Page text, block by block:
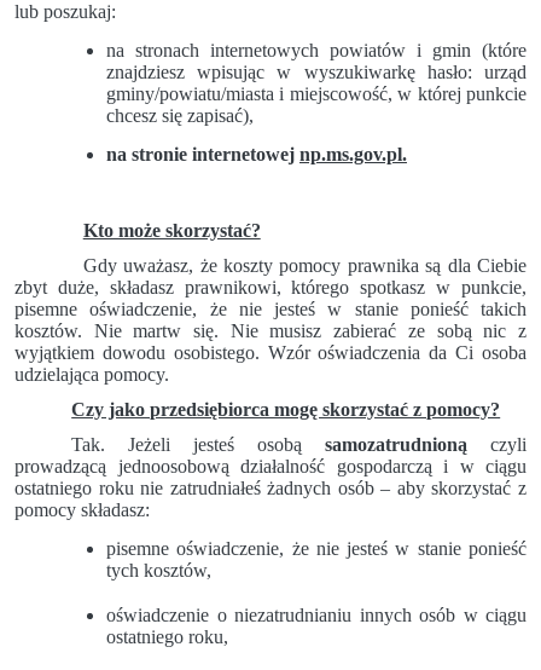
lub poszukaj:
na stronach internetowych powiatów i gmin (które
znajdziesz wpisując w wyszukiwarkę hasło: urząd
gminy/powiatu/miasta i miejscowość, w której punkcie
chcesz się zapisać),
na stronie internetowej np.ms.gov.pl.
Kto może skorzystać?
Gdy uważasz, że koszty pomocy prawnika są dla Ciebie
zbyt duże, składasz prawnikowi, którego spotkasz w punkcie,
pisemne oświadczenie, że nie jesteś w stanie ponieść takich
kosztów. Nie martw się. Nie musisz zabierać ze sobą nic z
wyjątkiem dowodu osobistego. Wzór oświadczenia da Ci osoba
udzielająca pomocy.
Czy jako przedsiębiorca mogę skorzystać z pomocy?
Tak.
Jeżeli jesteś osobąsamozatrudnioną czyli
prowadzącą jednoosobową działalność gospodarczą i w ciągu
ostatniego roku nie zatrudniałeś żadnych osób – aby skorzystać z
pomocy składasz:
pisemne oświadczenie, że nie jesteś w stanie ponieść
tych kosztów,
oświadczenie o niezatrudnianiu innych osób w ciągu
ostatniego roku,